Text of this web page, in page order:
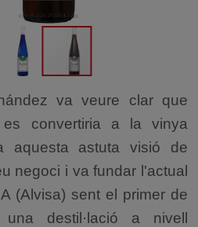
va veure clar que
convertiria a la vinya
aquesta astuta visió de
negoci i va fundar l'actual
(Alvisa) sent el primer de
destil·lació a nivell